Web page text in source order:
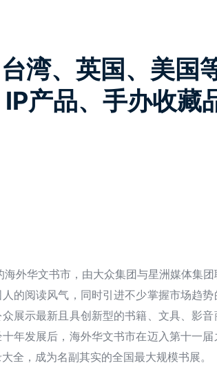
湾、英国、美国
产品、手办收藏
海外华文书市，由大众集团与星洲媒体集团
的阅读风气，同时引进不少掌握市场趋势
展示最新且具创新型的书籍、文具、影音
年发展后，海外华文书市在迈入第十一届
全，成为名副其实的全国最大规模书展。